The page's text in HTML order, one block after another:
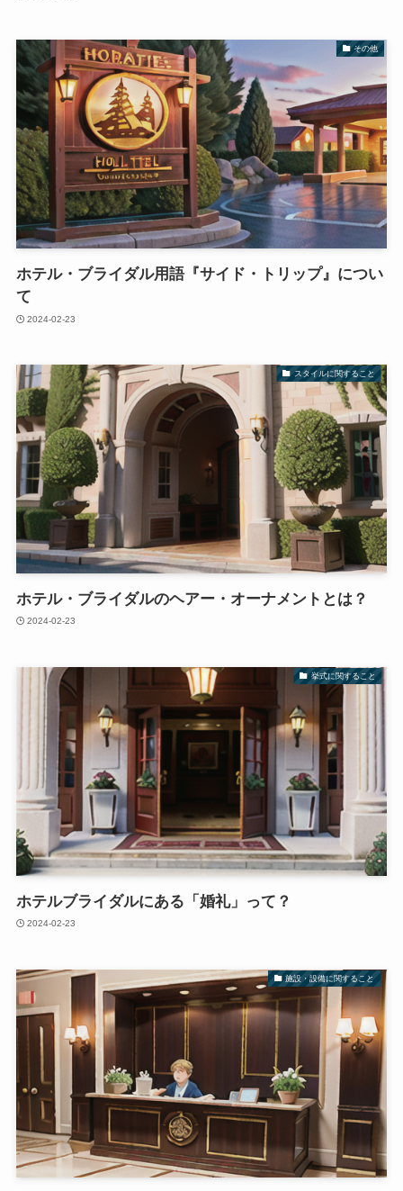
その他
ホテル・ブライダル用語『サイド・トリップ』につい
て
2024-02-23
スタイルに関すること
ホテル・ブライダルのヘアー・オーナメントとは？
2024-02-23
挙式に関すること
ホテルブライダルにある「婚礼」って？
2024-02-23
施設・設備に関すること